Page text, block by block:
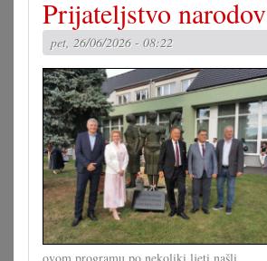
hrvatski
festival
u
Devinskom
Novo
Selu
Prijateljstvo narodov
pet, 26/06/2026 - 08:22